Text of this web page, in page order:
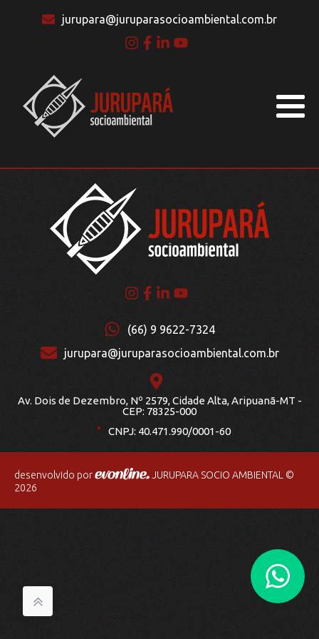
jurupara@juruparasocioambiental.com.br
BLOG
(66) 9 9622-7324
jurupara@juruparasocioambiental.com.br
Av. Dois de Dezembro, Nº 2579, Cidade Alta, Aripuanã-MT -
CEP: 78325-000
. CNPJ: 40.471.990/0001-60
desenvolvido por
JURUPARA SOCIO AMBIENTAL ©
2026